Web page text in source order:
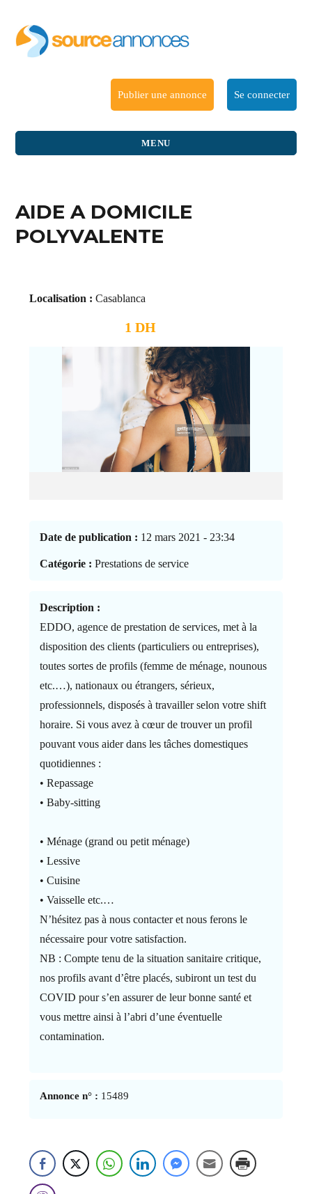
Publier une annonce Se connecter
MENU
AIDE A DOMICILE
POLYVALENTE
Localisation : Casablanca
1 DH
Date de publication : 12 mars 2021 - 23:34
Catégorie : Prestations de service
Description :
EDDO, agence de prestation de services, met à la
disposition des clients (particuliers ou entreprises),
toutes sortes de profils (femme de ménage, nounous
etc.…), nationaux ou étrangers, sérieux,
professionnels, disposés à travailler selon votre shift
horaire. Si vous avez à cœur de trouver un profil
pouvant vous aider dans les tâches domestiques
quotidiennes :
• Repassage
• Baby-sitting
• Ménage (grand ou petit ménage)
• Lessive
• Cuisine
• Vaisselle etc.…
N’hésitez pas à nous contacter et nous ferons le
nécessaire pour votre satisfaction.
NB : Compte tenu de la situation sanitaire critique,
nos profils avant d’être placés, subiront un test du
COVID pour s’en assurer de leur bonne santé et
vous mettre ainsi à l’abri d’une éventuelle
contamination.
Annonce n° : 15489